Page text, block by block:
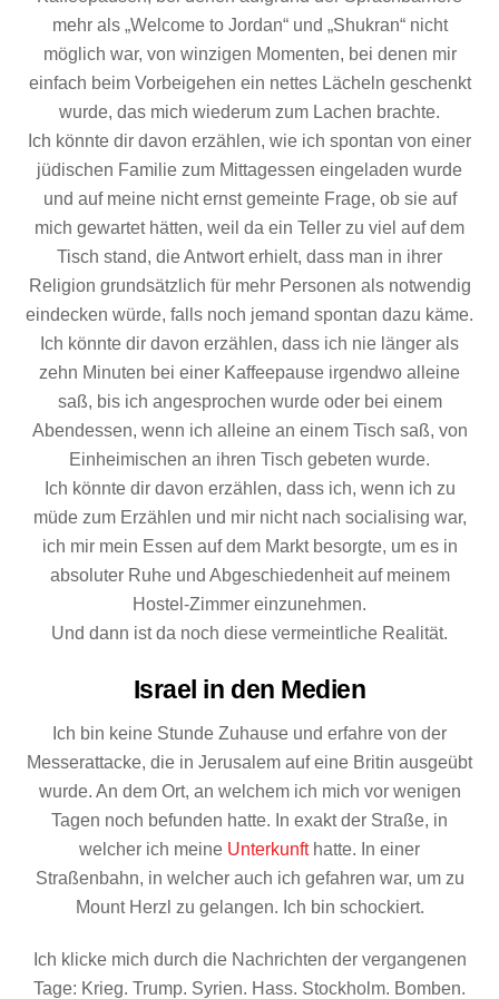
mehr als „Welcome to Jordan“ und „Shukran“ nicht
möglich war, von winzigen Momenten, bei denen mir
einfach beim Vorbeigehen ein nettes Lächeln geschenkt
wurde, das mich wiederum zum Lachen brachte.
Ich könnte dir davon erzählen, wie ich spontan von einer
jüdischen Familie zum Mittagessen eingeladen wurde
und auf meine nicht ernst gemeinte Frage, ob sie auf
mich gewartet hätten, weil da ein Teller zu viel auf dem
Tisch stand, die Antwort erhielt, dass man in ihrer
Religion grundsätzlich für mehr Personen als notwendig
eindecken würde, falls noch jemand spontan dazu käme.
Ich könnte dir davon erzählen, dass ich nie länger als
zehn Minuten bei einer Kaffeepause irgendwo alleine
saß, bis ich angesprochen wurde oder bei einem
Abendessen, wenn ich alleine an einem Tisch saß, von
Einheimischen an ihren Tisch gebeten wurde.
Ich könnte dir davon erzählen, dass ich, wenn ich zu
müde zum Erzählen und mir nicht nach socialising war,
ich mir mein Essen auf dem Markt besorgte, um es in
absoluter Ruhe und Abgeschiedenheit auf meinem
Hostel-Zimmer einzunehmen.
Und dann ist da noch diese vermeintliche Realität.
Israel in den Medien
Ich bin keine Stunde Zuhause und erfahre von der
Messerattacke, die in Jerusalem auf eine Britin ausgeübt
wurde. An dem Ort, an welchem ich mich vor wenigen
Tagen noch befunden hatte. In exakt der Straße, in
welcher ich meine Unterkunft hatte. In einer
Straßenbahn, in welcher auch ich gefahren war, um zu
Mount Herzl zu gelangen. Ich bin schockiert.
Ich klicke mich durch die Nachrichten der vergangenen
Tage: Krieg. Trump. Syrien. Hass. Stockholm. Bomben.